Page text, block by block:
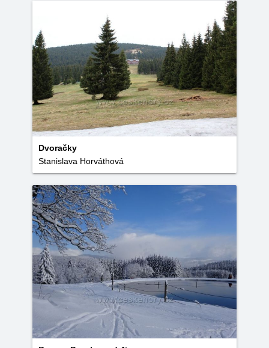
Dvoračky
Stanislava Horváthová